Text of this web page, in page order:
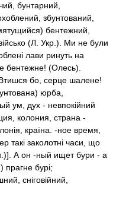
бунтарний,
збунтований,
бентежний,
(Л. Укр.). Ми не були
лави ринуть на
бентежне! (Олесь).
бо, серце шалене!
юрба,
ум, дух - невпокійний
колония, страна -
країна. -ное время,
такі заколотні часи, що
А он -ный ищет бури - а
прагне бурі;
сніговійний,